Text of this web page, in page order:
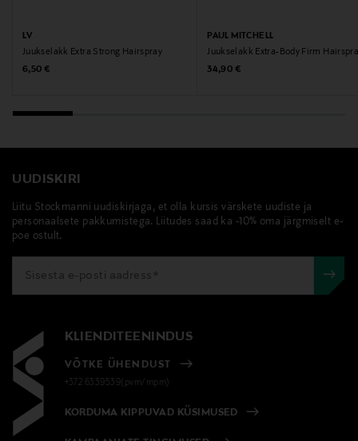
LV
Juukselakk Extra Strong Hairspray
Original Price
6,50 €
PAUL MITCHELL
Juukselakk Extra-Body Firm
Original Price
34,90 €
UUDISKIRI
Liitu Stockmanni uudiskirjaga, et olla kursis värskete uudiste ja
personaalsete pakkumistega. Liitudes saad ka -10% oma järgmiselt e-
poe ostult.
KLIENDITEENINDUS
VÕTKE ÜHENDUST
+372 6339539(pvm/mpm)
KORDUMA KIPPUVAD KÜSIMUSED